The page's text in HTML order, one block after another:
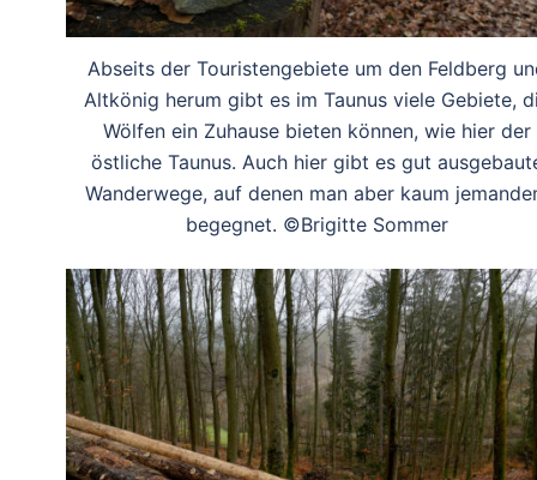
Abseits der Touristengebiete um den Feldberg
Altkönig herum gibt es im Taunus viele Gebiete,
Wölfen ein Zuhause bieten können, wie hier der
östliche Taunus. Auch hier gibt es gut
Wanderwege, auf denen man aber kaum
begegnet. ©Brigitte Sommer